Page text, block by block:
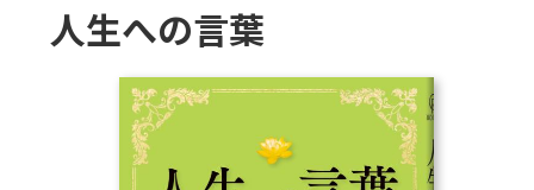
絵本
人生への言葉